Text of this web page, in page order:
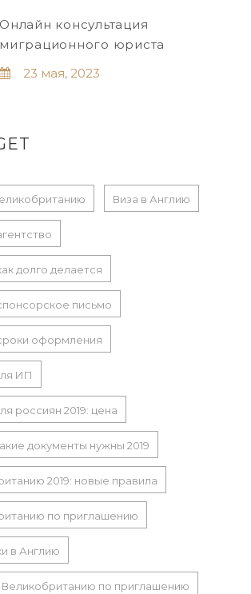
Онлайн консультация
миграционного юриста
23 мая, 2023
Виза в Англию
долго делается
письмо
оформления
ИП
россиян 2019: цена
документы нужны 2019
2019: новые правила
по приглашению
в Англию
Великобританию по приглашению